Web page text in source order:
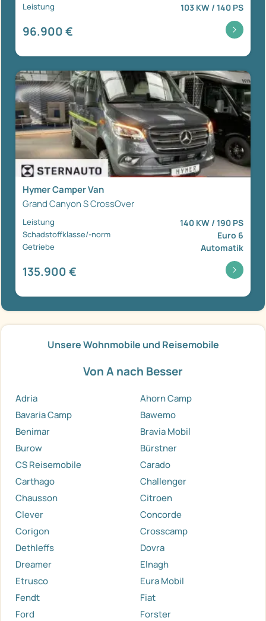
Leistung 103 KW / 140 PS
96.900 €
Hymer Camper Van
Grand Canyon S CrossOver
Leistung 140 KW / 190 PS
Schadstoffklasse/-norm Euro 6
Getriebe Automatik
135.900 €
Unsere Wohnmobile und Reisemobile
Von A nach Besser
Adria
Ahorn Camp
Bavaria Camp
Bawemo
Benimar
Bravia Mobil
Burow
Bürstner
CS Reisemobile
Carado
Carthago
Challenger
Chausson
Citroen
Clever
Concorde
Corigon
Crosscamp
Dethleffs
Dovra
Dreamer
Elnagh
Etrusco
Eura Mobil
Fendt
Fiat
Ford
Forster